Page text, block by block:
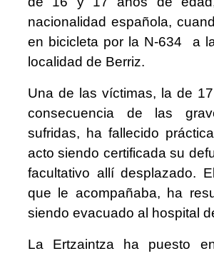
nacionalidad española,
en bicicleta por la N-634 a
localidad de Berriz.
Una de las víctimas, la de
consecuencia de las
sufridas, ha fallecido
acto siendo certificada su
facultativo allí desplazado.
que le acompañaba, ha
siendo evacuado al hospital
La Ertzaintza ha puesto